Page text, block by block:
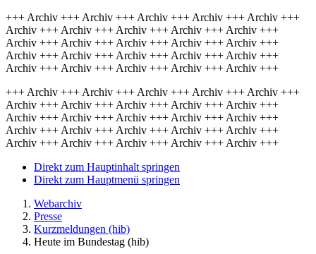
+++ Archiv +++ Archiv +++ Archiv +++ Archiv +++ Archiv +++
Archiv +++ Archiv +++ Archiv +++ Archiv +++ Archiv +++
Archiv +++ Archiv +++ Archiv +++ Archiv +++ Archiv +++
Archiv +++ Archiv +++ Archiv +++ Archiv +++ Archiv +++
Archiv +++ Archiv +++ Archiv +++ Archiv +++ Archiv +++
+++ Archiv +++ Archiv +++ Archiv +++ Archiv +++ Archiv +++
Archiv +++ Archiv +++ Archiv +++ Archiv +++ Archiv +++
Archiv +++ Archiv +++ Archiv +++ Archiv +++ Archiv +++
Archiv +++ Archiv +++ Archiv +++ Archiv +++ Archiv +++
Archiv +++ Archiv +++ Archiv +++ Archiv +++ Archiv +++
Direkt zum Hauptinhalt springen
Direkt zum Hauptmenü springen
Webarchiv
Presse
Kurzmeldungen (hib)
Heute im Bundestag (hib)